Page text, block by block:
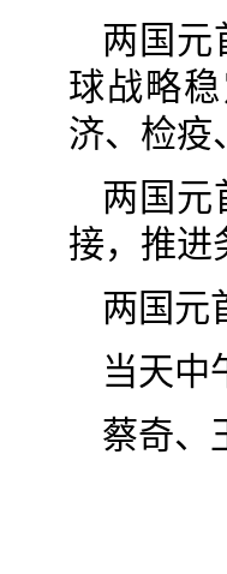
两国元
球战略
济、检疫
两国元
接，推进
两国元
当天中
蔡奇、